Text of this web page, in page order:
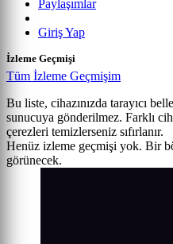
Paylaşımlar
Giriş Yap
İzleme Geçmişi
Tüm İzleme Geçmişim
Bu liste, cihazınızda tarayıcı
sunucuya gönderilmez. Farklı
çerezleri temizlerseniz sıfırlanır.
Henüz izleme geçmişi yok. Bir
görünecek.